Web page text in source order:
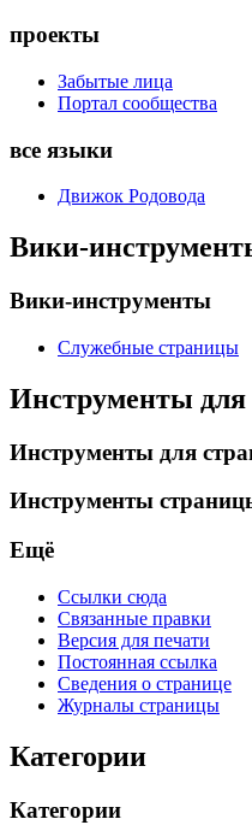
проекты
Забытые лица
Портал сообщества
все языки
Движок Родовода
Вики-
Вики-инструменты
Служебные страницы
Инструменты для
Инструменты для
Инструменты
Ещё
Ссылки сюда
Связанные правки
Версия для печати
Постоянная ссылка
Сведения о странице
Журналы страницы
Категории
Категории